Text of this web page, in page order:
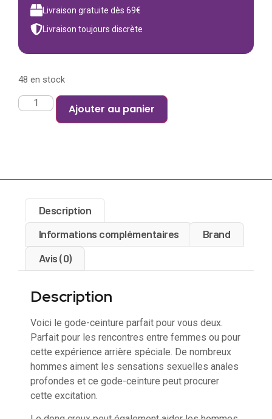
Livraison gratuite dès 69€
Livraison toujours discrète
48 en stock
Ajouter au panier
Description
Informations complémentaires
Brand
Avis (0)
Description
Voici le gode-ceinture parfait pour vous deux.
Parfait pour les rencontres entre femmes ou pour
cette expérience arrière spéciale. De nombreux
hommes aiment les sensations sexuelles anales
profondes et ce gode-ceinture peut procurer
cette excitation.